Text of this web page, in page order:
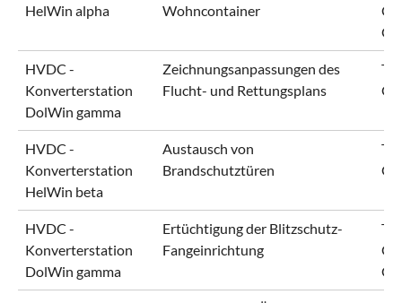
HelWin alpha
Wohncontainer
HVDC -
Konverterstation
DolWin gamma
Zeichnungsanpassungen des
Flucht- und Rettungsplans
HVDC -
Konverterstation
HelWin beta
Austausch von
Brandschutztüren
HVDC -
Konverterstation
DolWin gamma
Ertüchtigung der Blitzschutz-
Fangeinrichtung